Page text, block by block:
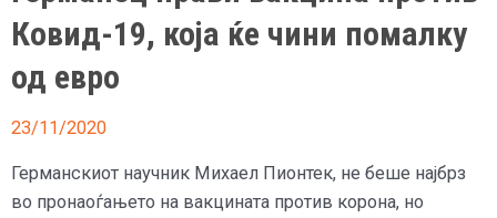
Ковид-19, која ќе чини помалку
од евро
23/11/2020
Германскиот научник Михаел Пионтек, не беше најбрз
во пронаоѓањето на вакцината против корона, но